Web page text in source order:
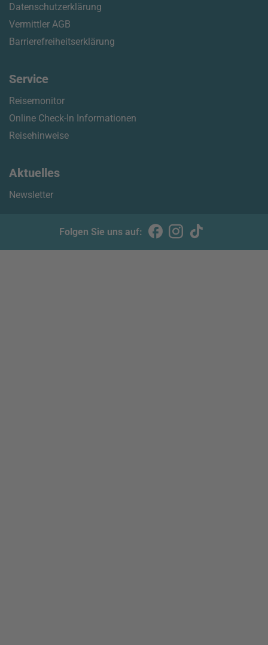
Datenschutzerklärung
Vermittler AGB
Barrierefreiheitserklärung
Service
Reisemonitor
Online Check-In Informationen
Reisehinweise
Aktuelles
Newsletter
Folgen Sie uns auf: